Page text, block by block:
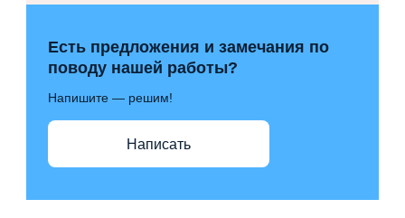
Есть предложения и замечания по
поводу нашей работы?
Напишите — решим!
Написать